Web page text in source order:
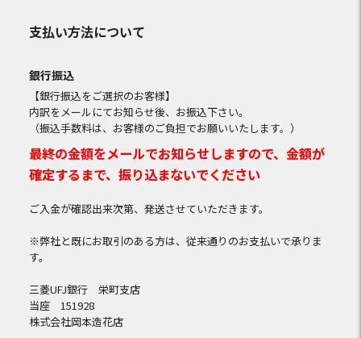
支払い方法について
銀行振込
【銀行振込をご選択のお客様】
内訳をメールにてお知らせ後、お振込下さい。
（振込手数料は、お客様のご負担でお願いいたします。）
最終の金額をメールでお知らせしますので、金額が
確定するまで、振り込まないでください
ご入金が確認出来次第、発送させていただきます。
※弊社と既にお取引のある方は、従来通りのお支払いで承りま
す。
三菱UFJ銀行 栄町支店
当座 151928
株式会社岡本造花店